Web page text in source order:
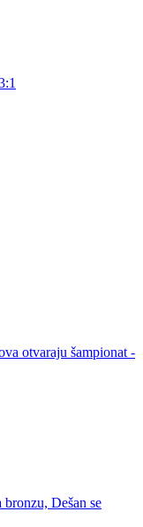
otvaraju šampionat -
Dešan se